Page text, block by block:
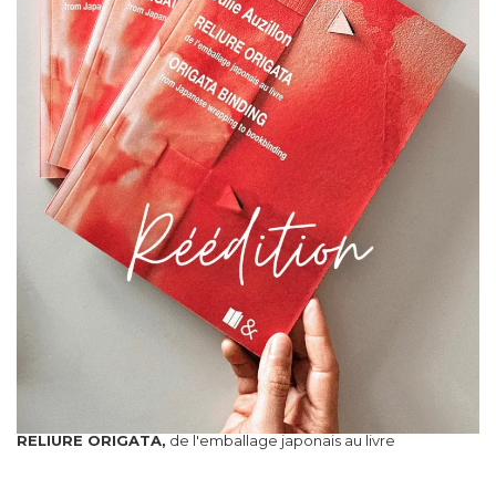
RELIURE ORIGATA, de l'emballage japonais au livre